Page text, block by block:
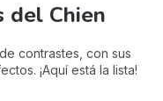
del Chien
contrastes, con sus
¡Aquí está la lista!